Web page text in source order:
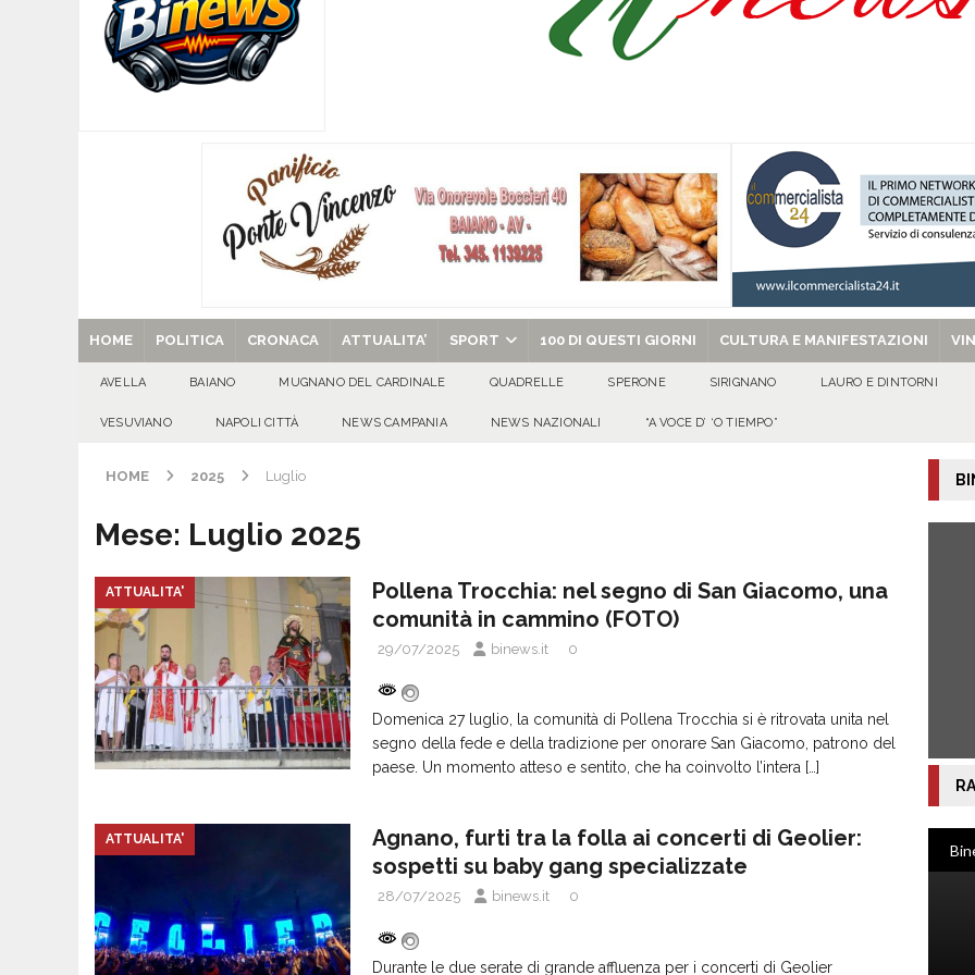
[ 09/08/2026 ] SANT’Oggi. Domenica 9 agosto la chiesa santa Teresa Benedetta della Croce, san Romano detto Ostiarius e
beato Franz Jägerstätter
[ 09/08/2026 ]
[ 09/08/2026 ] QUADRELLE – PRIMI 60 GIORNI DI AMMINISTRAZIONE: «UN’ONDA DI MARE FRESCHISSIMA È ARRIVATA,
SOPRATTUTTO PER I BAMBINI» ATTUALITA'
[ 29/08/2025 ] SANT’Oggi. Venerdì 29 agosto la chiesa celebra il Martirio di san Giovanni Battista e santa Sabina EVIDENZA
HOME POLITICA CRONACA ATTUALITA’ SPORT 100 DI QUESTI GIORNI CULTURA E MANIFESTAZIONI
AVELLA BAIANO MUGNANO DEL CARDINALE QUADRELLE SPERONE SIRIGNANO LAURO E DINTORNI
VESUVIANO NAPOLI CITTÀ NEWS CAMPANIA NEWS NAZIONALI “A VOCE D’ ‘O TIEMPO”
HOME 2025 Luglio
Mese: Luglio 2025
ATTUALITA'
Pollena Trocchia: nel segno di San Giacomo, una
comunità in cammino (FOTO)
29/07/2025 binews.it 0
Domenica 27 luglio, la comunità di Pollena Trocchia si è ritrovata unita nel
segno della fede e della tradizione per onorare San Giacomo, patrono del
paese. Un momento atteso e sentito, che ha coinvolto l’intera […]
ATTUALITA'
Agnano, furti tra la folla ai concerti di Geolier:
sospetti su baby gang specializzate
28/07/2025 binews.it 0
Durante le due serate di grande affluenza per i concerti di Geolier